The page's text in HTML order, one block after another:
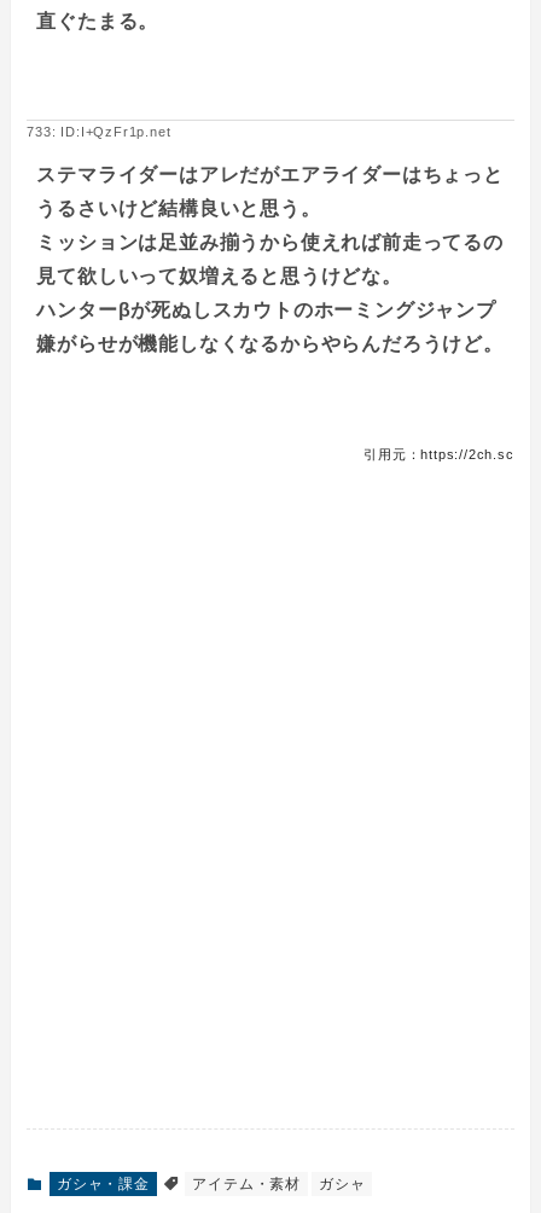
直ぐたまる。
733: ID:I+QzFr1p.net
ステマライダーはアレだがエアライダーはちょっと
うるさいけど結構良いと思う。
ミッションは足並み揃うから使えれば前走ってるの
見て欲しいって奴増えると思うけどな。
ハンターβが死ぬしスカウトのホーミングジャンプ
嫌がらせが機能しなくなるからやらんだろうけど。
引用元：https://2ch.sc
ガシャ・課金 アイテム・素材 ガシャ